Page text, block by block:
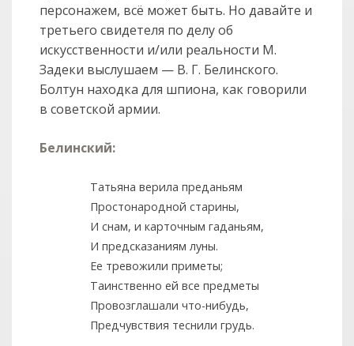
персонажем, всё может быть. Но давайте и
третьего свидетеля по делу об
искусственности и/или реальности М.
Задеки выслушаем — В. Г. Белинского.
Болтун находка для шпиона, как говорили
в советской армии.
Белинский:
Татьяна верила преданьям
Простонародной старины,
И снам, и карточным гаданьям,
И предсказаниям луны.
Ее тревожили приметы;
Таинственно ей все предметы
Провозглашали что-нибудь,
Предчувствия теснили грудь.